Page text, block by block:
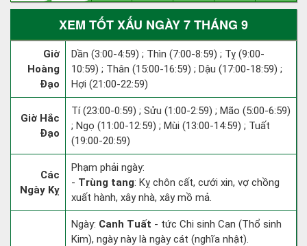
XEM TỐT XẤU NGÀY 7 THÁNG 9
Giờ
Hoàng
Đạo
Dần (3:00-4:59) ; Thìn (7:00-8:59) ; Tỵ (9:00-
10:59) ; Thân (15:00-16:59) ; Dậu (17:00-18:59) ;
Hợi (21:00-22:59)
Giờ Hắc
Đạo
Tí (23:00-0:59) ; Sửu (1:00-2:59) ; Mão (5:00-6:59)
; Ngọ (11:00-12:59) ; Mùi (13:00-14:59) ; Tuất
(19:00-20:59)
Các
Ngày Kỵ
Phạm phải ngày:
- Trùng tang: Kỵ chôn cất, cưới xin, vợ chồng
xuất hành, xây nhà, xây mồ mả.
Ngày: Canh Tuất - tức Chi sinh Can (Thổ sinh
Kim), ngày này là ngày cát (nghĩa nhật).